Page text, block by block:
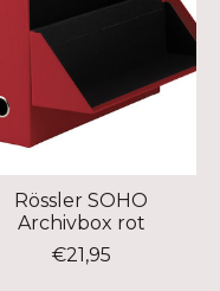
Rössler SOHO
Archivbox rot
€21,95